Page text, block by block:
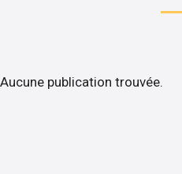
Aucune publication trouvée.